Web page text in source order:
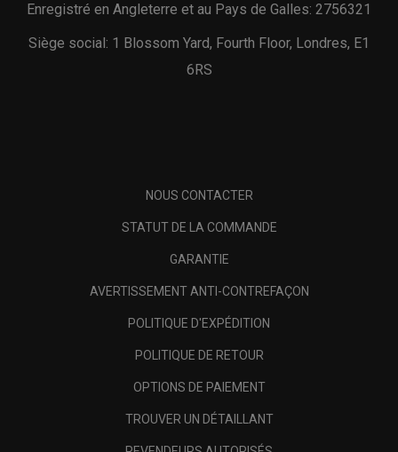
Enregistré en Angleterre et au Pays de Galles: 2756321
Siège social: 1 Blossom Yard, Fourth Floor, Londres, E1
6RS
NOUS CONTACTER
STATUT DE LA COMMANDE
GARANTIE
AVERTISSEMENT ANTI-CONTREFAÇON
POLITIQUE D'EXPÉDITION
POLITIQUE DE RETOUR
OPTIONS DE PAIEMENT
TROUVER UN DÉTAILLANT